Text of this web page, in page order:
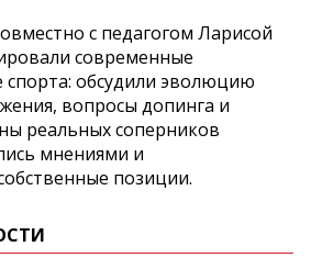
с педагогом Ларисой
современные
спорта: обсудили эволюцию
вопросы допинга и
реальных соперников
мнениями и
позиции.